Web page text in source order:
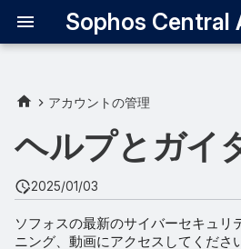
Sophos Central
アドバイザリーサービス
Sophos Academy
Sophos Learning チャンネル
アカウントの管理
ヘルプとガイ
2025/01/03
ソフォスの最新のサイバーセキュリ
ニング、動画にアクセスしてくださ